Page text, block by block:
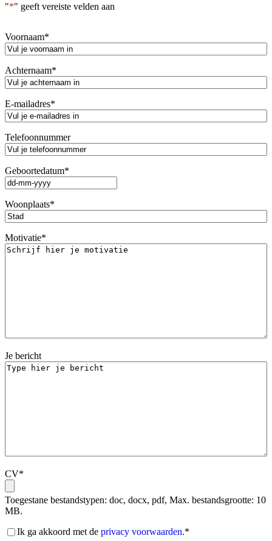
"*" geeft vereiste velden aan
Voornaam*
Achternaam*
E-mailadres*
Telefoonnummer
Geboortedatum*
DD
MM
dash
Woonplaats*
Motivatie*
Je bericht
CV*
Toegestane bestandstypen: doc, docx, pdf, Max. bestandsgrootte: 10
MB.
Akkoord
Ik ga akkoord met de privacy voorwaarden.*